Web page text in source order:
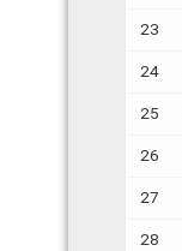
23
24
25
26
27
28